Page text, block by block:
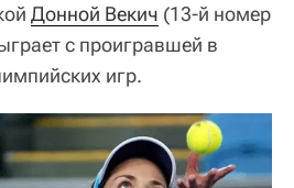
Донной Векич (13-й номер
с проигравшей в
игр.